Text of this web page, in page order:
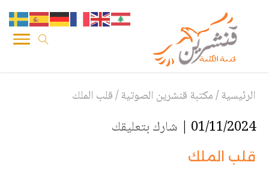
الرئيسية/مكتبة قنشرين الصوتية/قلب الملك
01/11/2024 | شارك بتعليقك
قلب الملك